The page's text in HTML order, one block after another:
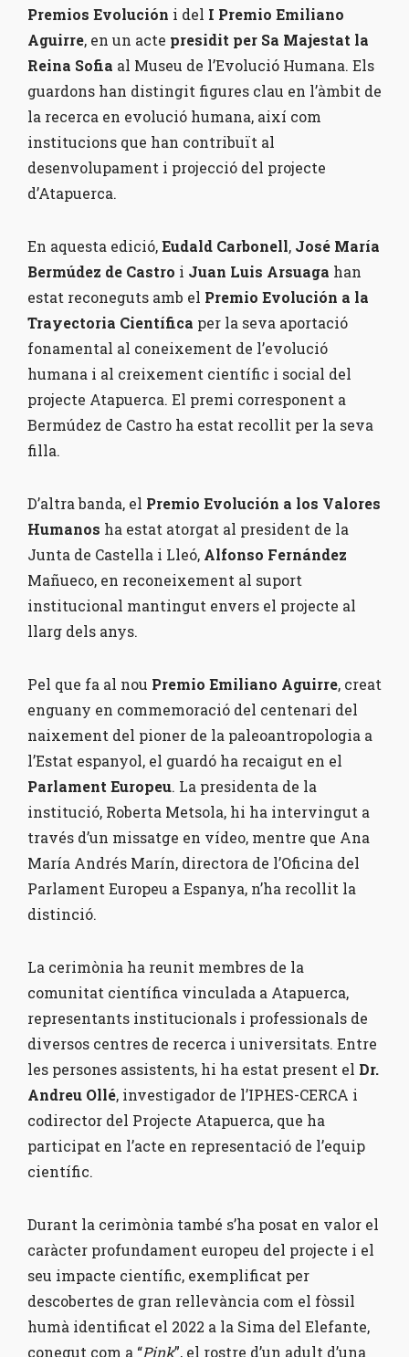
Premios Evolución i del I Premio Emiliano
Aguirre, en un acte presidit per Sa Majestat la
Reina Sofia al Museu de l’Evolució Humana. Els
guardons han distingit figures clau en l’àmbit de
la recerca en evolució humana, així com
institucions que han contribuït al
desenvolupament i projecció del projecte
d’Atapuerca.
En aquesta edició,Eudald Carbonell, José María
Bermúdez de Castro i Juan Luis Arsuaga han
estat reconeguts amb el Premio Evolución a la
Trayectoria Científica per la seva aportació
fonamental al coneixement de l’evolució
humana i al creixement científic i social del
projecte Atapuerca. El premi corresponent a
Bermúdez de Castro ha estat recollit per la seva
filla.
D’altra banda, el Premio Evolución a los Valores
Humanos ha estat atorgat al president de la
Junta de Castella i Lleó, Alfonso Fernández
Mañueco, en reconeixement al suport
institucional mantingut envers el projecte al
llarg dels anys.
Pel que fa al nou Premio Emiliano Aguirre, creat
enguany en commemoració del centenari del
naixement del pioner de la paleoantropologia a
l’Estat espanyol, el guardó ha recaigut en el
Parlament Europeu. La presidenta de la
institució, Roberta Metsola, hi ha intervingut a
través d’un missatge en vídeo, mentre que Ana
María Andrés Marín, directora de l’Oficina del
Parlament Europeu a Espanya, n’ha recollit la
distinció.
La cerimònia ha reunit membres de la
comunitat científica vinculada a Atapuerca,
representants institucionals i professionals de
diversos centres de recerca i universitats. Entre
les persones assistents, hi ha estat present el Dr.
Andreu Ollé, investigador de l’IPHES-CERCA i
codirector del Projecte Atapuerca, que ha
participat en l’acte en representació de l’equip
científic.
Durant la cerimònia també s’ha posat en valor el
caràcter profundament europeu del projecte i el
seu impacte científic, exemplificat per
descobertes de gran rellevància com el fòssil
humà identificat el 2022 a la Sima del Elefante,
conegut com a “Pink”, el rostre d’un adult d’una